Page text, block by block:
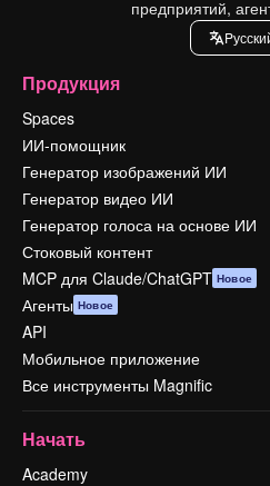
предприятий,
Продукция
Spaces
ИИ-помощник
Генератор изображений ИИ
Генератор видео ИИ
Генератор голоса на основе ИИ
Стоковый контент
MCP для Claude/ChatGPT Новое
Агенты Новое
API
Мобильное приложение
Все инструменты Magnific
Начать
Academy